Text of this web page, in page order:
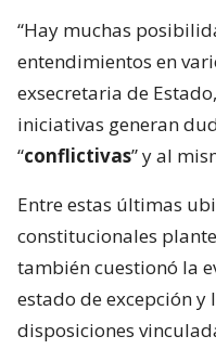
“Hay muchas
entendimientos en
exsecretaria de
iniciativas generan
“conflictivas” y al
Entre estas últimas
constitucionales
también cuestionó la
estado de excepción
disposiciones